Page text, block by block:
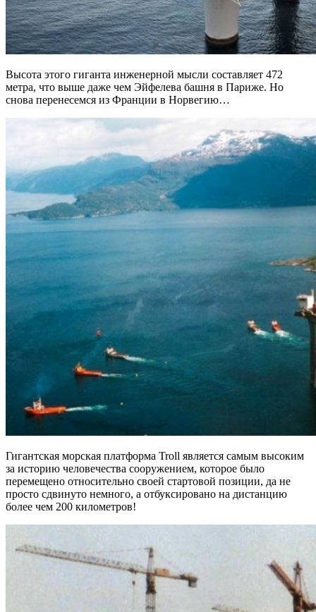
Высота этого гиганта инженерной мысли составляет 472
метра, что выше даже чем Эйфелева башня в Париже. Но
снова перенесемся из Франции в Норвегию…
Гигантская морская платформа Troll является самым высоким
за историю человечества сооружением, которое было
перемещено относительно своей стартовой позиции, да не
просто сдвинуто немного, а отбуксировано на дистанцию
более чем 200 километров!